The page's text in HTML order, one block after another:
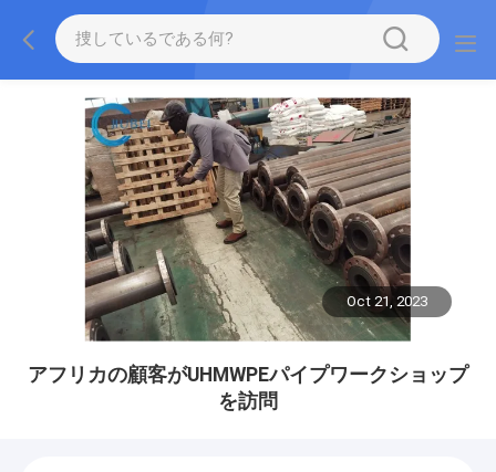
Oct 21, 2023
アフリカの顧客がUHMWPEパイプワークショップ
を訪問